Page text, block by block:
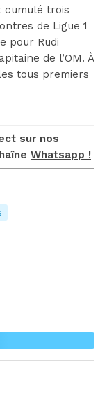
cumulé trois
de Ligue 1
pour Rudi
de l’OM. À
tous premiers
sur nos
Whatsapp !